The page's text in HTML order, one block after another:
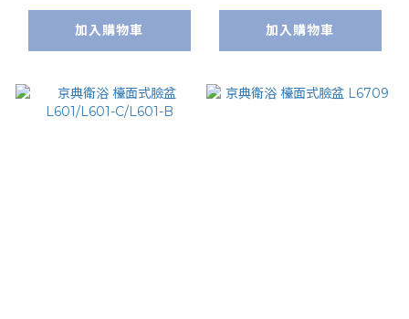
加入購物車 加入購物車